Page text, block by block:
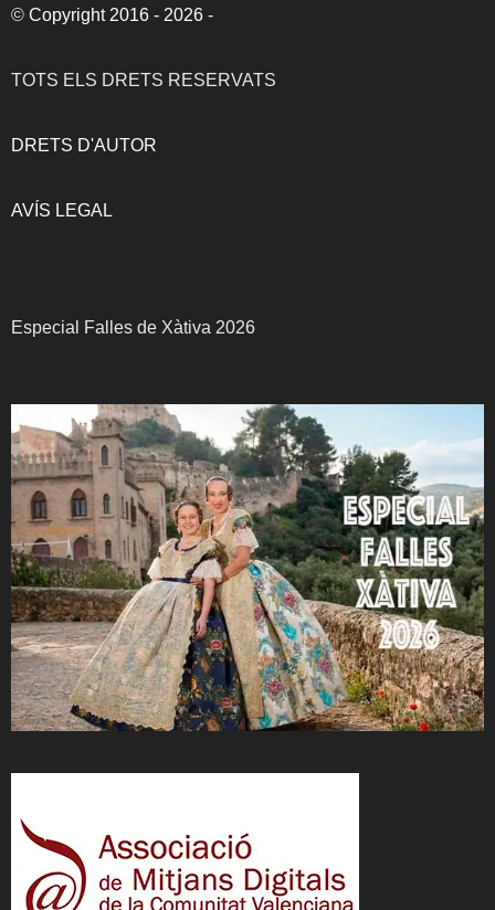
© Copyright 2016 - 2026 -
TOTS ELS DRETS RESERVATS
DRETS D'AUTOR
AVÍS LEGAL
Especial Falles de Xàtiva 2026